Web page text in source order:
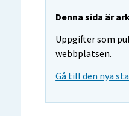
Denna sida är
Uppgifter som
webbplatsen.
Gå till den nya